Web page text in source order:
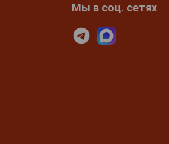
Мы в соц. сетях